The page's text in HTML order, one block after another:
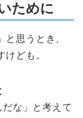
ために
思うとき、
ども。
な」と考えて